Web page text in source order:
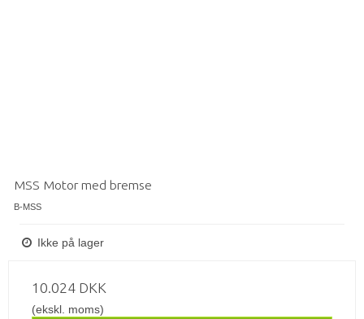
MSS Motor med bremse
B-MSS
Ikke på lager
10.024 DKK
(ekskl. moms)